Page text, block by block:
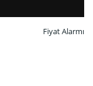
Fiyat Alarmı